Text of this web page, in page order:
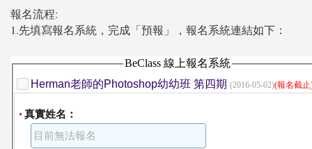
報名流程:
1.先填寫報名系統，完成「預報」，報名系統連結如下：